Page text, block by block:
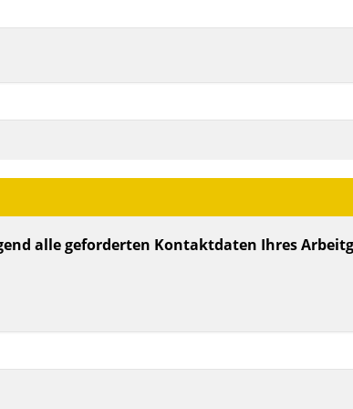
alle geforderten Kontaktdaten Ihres